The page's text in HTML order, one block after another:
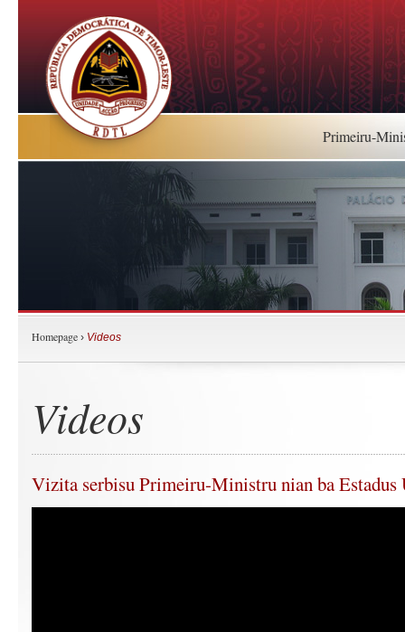
Primeiru-
Homepage › Videos
Videos
Vizita serbisu Primeiru-Ministru nian ba Estadus